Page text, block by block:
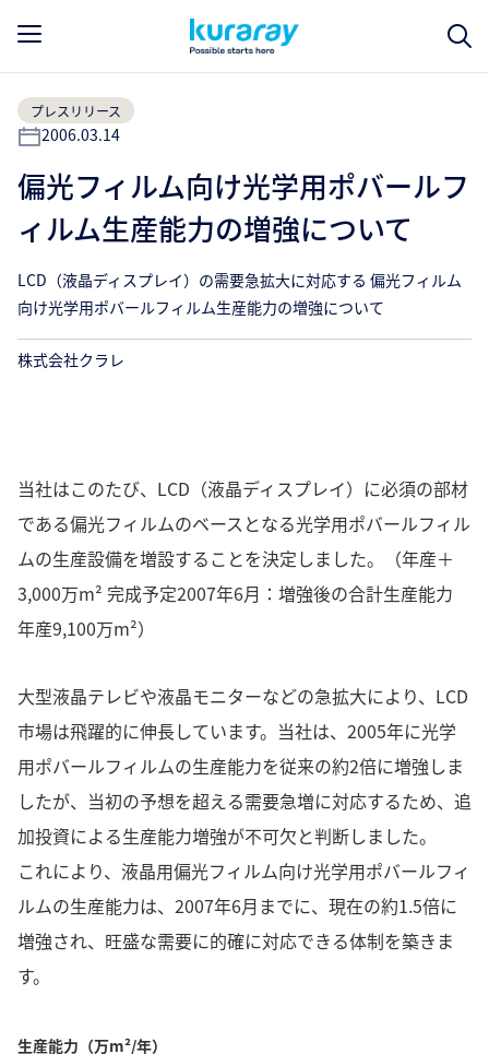
プレスリリース
2006.03.14
偏光フィルム向け光学用ポバールフ
ィルム生産能力の増強について
LCD（液晶ディスプレイ）の需要急拡大に対応する 偏光フィルム
向け光学用ポバールフィルム生産能力の増強について
株式会社クラレ
当社はこのたび、LCD（液晶ディスプレイ）に必須の部材
である偏光フィルムのベースとなる光学用ポバールフィル
ムの生産設備を増設することを決定しました。（年産＋
3,000万m² 完成予定2007年6月：増強後の合計生産能力
年産9,100万m²）
大型液晶テレビや液晶モニターなどの急拡大により、LCD
市場は飛躍的に伸長しています。当社は、2005年に光学
用ポバールフィルムの生産能力を従来の約2倍に増強しま
したが、当初の予想を超える需要急増に対応するため、追
加投資による生産能力増強が不可欠と判断しました。
これにより、液晶用偏光フィルム向け光学用ポバールフィ
ルムの生産能力は、2007年6月までに、現在の約1.5倍に
増強され、旺盛な需要に的確に対応できる体制を築きま
す。
生産能力（万m²/年）